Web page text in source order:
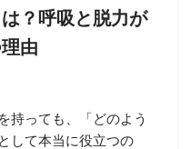
？呼吸と脱力が
由
持っても、「どのよう
して本当に役立つの